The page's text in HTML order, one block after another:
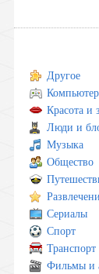
Другое
Красота и
Люди и
Музыка
Общество
Сериалы
Спорт
Транспорт
Фильмы и